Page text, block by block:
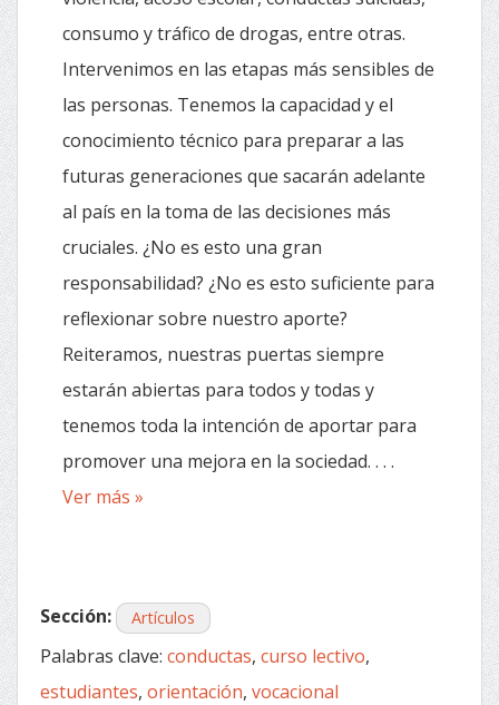
consumo y tráfico de drogas, entre otras.
Intervenimos en las etapas más sensibles de
las personas. Tenemos la capacidad y el
conocimiento técnico para preparar a las
futuras generaciones que sacarán adelante
al país en la toma de las decisiones más
cruciales. ¿No es esto una gran
responsabilidad? ¿No es esto suficiente para
reflexionar sobre nuestro aporte?
Reiteramos, nuestras puertas siempre
estarán abiertas para todos y todas y
tenemos toda la intención de aportar para
promover una mejora en la sociedad. . . .
Ver más »
Sección: Artículos
Palabras clave: conductas, curso lectivo,
estudiantes, orientación, vocacional